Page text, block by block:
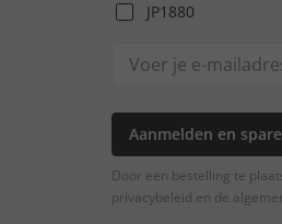
JP1880
Aanmelden en
Door een bestelling te
privacybeleid en de